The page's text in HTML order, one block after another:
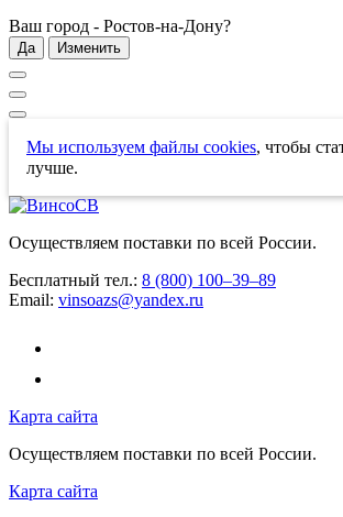
Ваш город - Ростов-на-Дону?
Да Изменить
Мы используем файлы cookies, чтобы
лучше.
Осуществляем поставки по всей России.
Бесплатный тел.: 8 (800) 100–39–89
Email: vinsoazs@yandex.ru
Карта сайта
Осуществляем поставки по всей России.
Карта сайта